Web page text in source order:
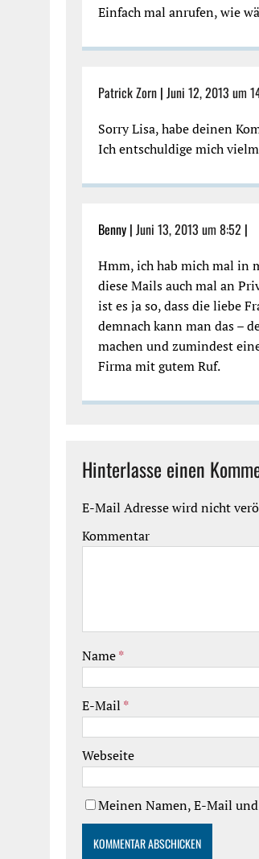
Einfach mal anrufen, wie
Patrick Zorn | Juni 12, 2013 um
Sorry Lisa, habe deinen
Ich entschuldige mich
Benny | Juni 13, 2013 um 8:52 |
Hmm, ich hab mich mal in
diese Mails auch mal an
ist es ja so, dass die liebe
demnach kann man das –
machen und zumindest
Firma mit gutem Ruf.
Hinterlasse einen
E-Mail Adresse wird nicht
Kommentar
Name*
E-Mail *
Webseite
Meinen Namen, E-Mail